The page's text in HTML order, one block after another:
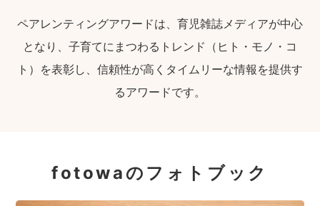
ペアレンティングアワードは、育児雑誌メディアが中心
となり、子育てにまつわるトレンド（ヒト・モノ・コ
ト）を表彰し、信頼性が高くタイムリーな情報を提供す
るアワードです。
fotowaのフォトブック